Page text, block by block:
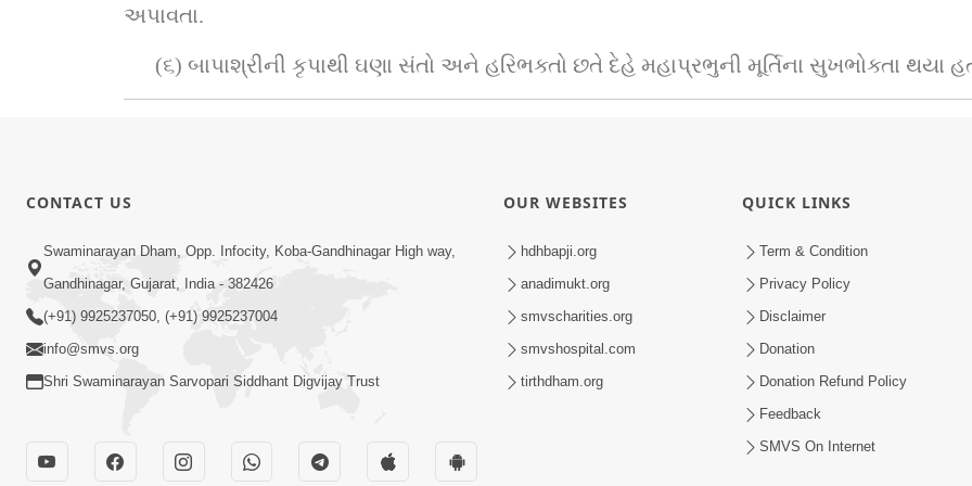
અપાવતા.
(૬) બાપાશ્રીની કૃપાથી ઘણા સંતો અને હરિભક્તો છતે દેહે મહાપ્રભુની મૂર્તિના સુખભોક્તા થયા
CONTACT US
Swaminarayan Dham, Opp. Infocity, Koba-Gandhinagar High way,
Gandhinagar, Gujarat, India - 382426
(+91) 9925237050, (+91) 9925237004
info@smvs.org
Shri Swaminarayan Sarvopari Siddhant Digvijay Trust
OUR WEBSITES
hdhbapji.org
anadimukt.org
smvscharities.org
smvshospital.com
tirthdham.org
QUICK LINKS
Term & Condition
Privacy Policy
Disclaimer
Donation
Donation Refund Policy
Feedback
SMVS On Internet